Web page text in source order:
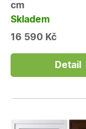
cm
Skladem
16 590 Kč
Detail